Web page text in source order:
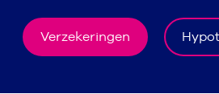
Verzekeringen